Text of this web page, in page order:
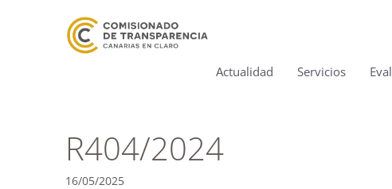
Actualidad Servicios
R404/2024
16/05/2025